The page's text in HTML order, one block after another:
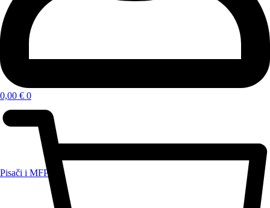
Pisači i MFP
0,00 € 0